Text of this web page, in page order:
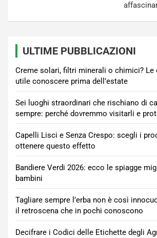
ULTIME PUBBLICAZIONI
Creme solari, filtri minerali o chimici? Le
utile conoscere prima dell’estate
Sei luoghi straordinari che rischiano di
sempre: perché dovremmo visitarli e
Capelli Lisci e Senza Crespo: scegli i
ottenere questo effetto
Bandiere Verdi 2026: ecco le spiagge
bambini
Tagliare sempre l’erba non è così
il retroscena che in pochi conoscono
Decifrare i Codici delle Etichette degli